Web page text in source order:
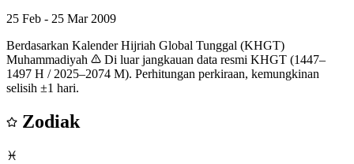
25 Feb - 25 Mar 2009
Berdasarkan Kalender Hijriah Global Tunggal (KHGT)
Muhammadiyah
Di luar jangkauan data resmi KHGT (1447–
1497 H / 2025–2074 M). Perhitungan perkiraan, kemungkinan
selisih ±1 hari.
Zodiak
♓